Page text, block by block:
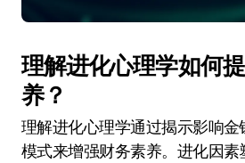
理解进化心理学如何
养？
理解进化心理学通过揭示影响
模式来增强财务素养。进化因素